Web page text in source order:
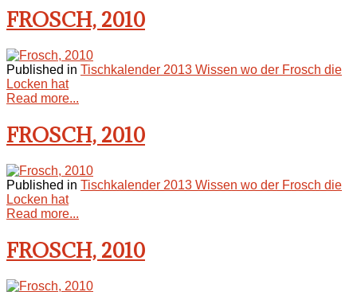
FROSCH, 2010
Published in Tischkalender 2013 Wissen wo der Frosch die
Locken hat
Read more...
FROSCH, 2010
Published in Tischkalender 2013 Wissen wo der Frosch die
Locken hat
Read more...
FROSCH, 2010